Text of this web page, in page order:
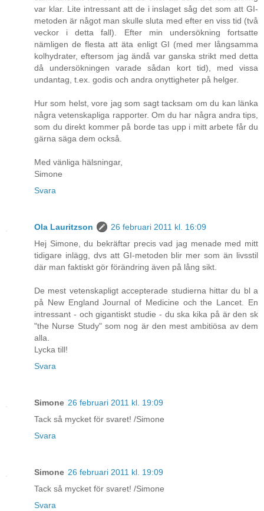
var klar. Lite intressant att de i inslaget såg det som att GI-
metoden är något man skulle sluta med efter en viss tid (två
veckor i detta fall). Efter min undersökning fortsatte
nämligen de flesta att äta enligt GI (med mer långsamma
kolhydrater, eftersom jag ändå var ganska strikt med detta
då undersökningen varade sådan kort tid), med vissa
undantag, t.ex. godis och andra onyttigheter på helger.
Hur som helst, vore jag som sagt tacksam om du kan länka
några vetenskapliga rapporter. Om du har några andra tips,
som du direkt kommer på borde tas upp i mitt arbete får du
gärna säga dem också.
Med vänliga hälsningar,
Simone
Svara
Ola Lauritzson
26 februari 2011 kl. 16:09
Hej Simone, du bekräftar precis vad jag menade med mitt
tidigare inlägg, dvs att GI-metoden blir mer som än livsstil
där man faktiskt gör förändring även på lång sikt.
De mest vetenskapligt accepterade studierna hittar du bl a
på New England Journal of Medicine och the Lancet. En
intressant - och gigantiskt studie - du ska kika på är den sk
"the Nurse Study" som nog är den mest ambitiösa av dem
alla.
Lycka till!
Svara
Simone 26 februari 2011 kl. 19:09
Tack så mycket för svaret! /Simone
Svara
Simone 26 februari 2011 kl. 19:09
Tack så mycket för svaret! /Simone
Svara